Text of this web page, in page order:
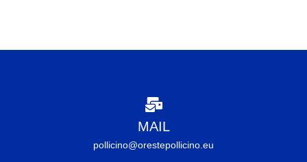
MAIL
pollicino@orestepollicino.eu